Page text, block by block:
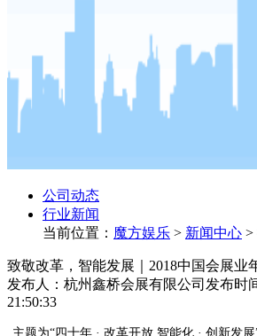
公司动态
行业新闻
当前位置： 魔方娱乐 > 新闻中心 >
致敬改革，智能发展｜2018中国会展业
发布人：杭州鑫桥会展有限公司 发布时
21:50:33
主题为“四十年 · 改革开放 智能化 · 创新发